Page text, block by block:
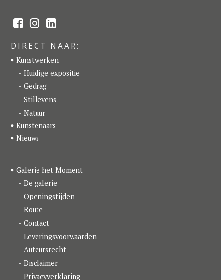
F
a
e
b
o
o
k
t
a
g
r
a
m
L
i
k
e
d
I
n
DIRECT NAAR:
Kunstwerken
Huidige expositie
Gedrag
Stillevens
Natuur
Kunstenaars
Nieuws
Galerie het Moment
De galerie
Openingstijden
Route
Contact
Leveringsvoorwaarden
Auteursrecht
Disclaimer
Privacyverklaring